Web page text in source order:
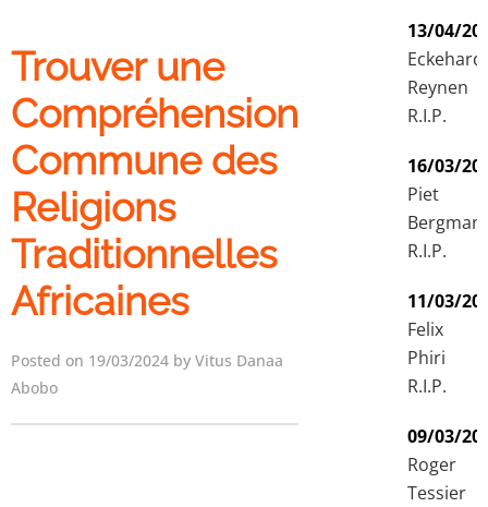
Trouver une
Compréhension
Commune des
Religions
Traditionnelles
Africaines
Posted on 19/03/2024 by Vitus Danaa
Abobo
13/04/
Eckehard
Reynen
R.I.P.
16/03/
Piet
R.I.P.
11/03/
Felix
Phiri
R.I.P.
09/03/
Roger
Tessier